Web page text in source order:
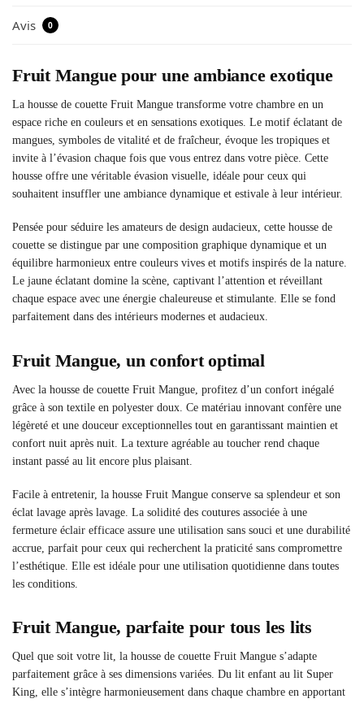
Avis 0
Fruit Mangue pour une ambiance exotique
La housse de couette Fruit Mangue transforme votre chambre en un
espace riche en couleurs et en sensations exotiques. Le motif éclatant de
mangues, symboles de vitalité et de fraîcheur, évoque les tropiques et
invite à l’évasion chaque fois que vous entrez dans votre pièce. Cette
housse offre une véritable évasion visuelle, idéale pour ceux qui
souhaitent insuffler une ambiance dynamique et estivale à leur intérieur.
Pensée pour séduire les amateurs de design audacieux, cette housse de
couette se distingue par une composition graphique dynamique et un
équilibre harmonieux entre couleurs vives et motifs inspirés de la nature.
Le jaune éclatant domine la scène, captivant l’attention et réveillant
chaque espace avec une énergie chaleureuse et stimulante. Elle se fond
parfaitement dans des intérieurs modernes et audacieux.
Fruit Mangue, un confort optimal
Avec la housse de couette Fruit Mangue, profitez d’un confort inégalé
grâce à son textile en polyester doux. Ce matériau innovant confère une
légèreté et une douceur exceptionnelles tout en garantissant maintien et
confort nuit après nuit. La texture agréable au toucher rend chaque
instant passé au lit encore plus plaisant.
Facile à entretenir, la housse Fruit Mangue conserve sa splendeur et son
éclat lavage après lavage. La solidité des coutures associée à une
fermeture éclair efficace assure une utilisation sans souci et une durabilité
accrue, parfait pour ceux qui recherchent la praticité sans compromettre
l’esthétique. Elle est idéale pour une utilisation quotidienne dans toutes
les conditions.
Fruit Mangue, parfaite pour tous les lits
Quel que soit votre lit, la housse de couette Fruit Mangue s’adapte
parfaitement grâce à ses dimensions variées. Du lit enfant au lit Super
King, elle s’intègre harmonieusement dans chaque chambre en apportant